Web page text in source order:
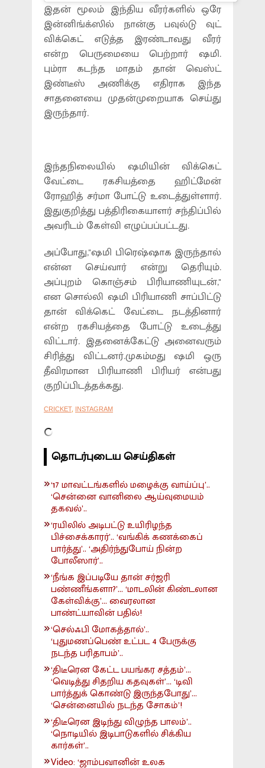
இதன் மூலம் இந்திய வீரர்களில் ஒரே
இன்னிங்க்ஸில் நான்கு பவுல்டு வுட்
விக்கெட் எடுத்த இரண்டாவது வீரர்
என்ற பெருமையை பெற்றார் ஷமி.
பும்ரா கடந்த மாதம் தான் வெஸ்ட்
இண்டீஸ் அணிக்கு எதிராக இந்த
சாதனையை முதன்முறையாக செய்து
இருந்தார்.
இந்தநிலையில் ஷமியின் விக்கெட்
வேட்டை ரகசியத்தை ஹிட்மேன்
ரோஹித் சர்மா போட்டு உடைத்துள்ளார்.
இதுகுறித்து பத்திரிகையாளர் சந்திப்பில்
அவரிடம் கேள்வி எழுப்பப்பட்டது.
அப்போது,''ஷமி பிரெஷ்ஷாக இருந்தால்
என்ன செய்வார் என்று தெரியும்.
அப்புறம் கொஞ்சம் பிரியாணியுடன்,''
என சொல்லி ஷமி பிரியாணி சாப்பிட்டு
தான் விக்கெட் வேட்டை நடத்தினார்
என்ற ரகசியத்தை போட்டு உடைத்து
விட்டார். இதனைக்கேட்டு அனைவரும்
சிரித்து விட்டனர்.முகம்மது ஷமி ஒரு
தீவிரமான பிரியாணி பிரியர் என்பது
குறிப்பிடத்தக்கது.
CRICKET, INSTAGRAM
தொடர்புடைய செய்திகள்
‘17 மாவட்டங்களில் மழைக்கு வாய்ப்பு’..
‘சென்னை வானிலை ஆய்வுமையம்
தகவல்’..
‘ரயிலில் அடிபட்டு உயிரிழந்த
பிச்சைக்காரர்’.. ‘வங்கிக் கணக்கைப்
பார்த்து’.. ‘அதிர்ந்துபோய் நின்ற
போலீஸார்’..
‘நீங்க இப்படியே தான் சர்ஜரி
பண்ணீங்களா?’... ‘மாடலின் கிண்டலான
கேள்விக்கு’... வைரலான
பாண்ட்யாவின் பதில்!
‘செல்ஃபி மோகத்தால்’..
‘புதுமணப்பெண் உட்பட 4 பேருக்கு
நடந்த பரிதாபம்’..
‘திடீரென கேட்ட பயங்கர சத்தம்’...
‘வெடித்து சிதறிய கதவுகள்’... ‘டிவி
பார்த்துக் கொண்டு இருந்தபோது’...
‘சென்னையில் நடந்த சோகம்’!
‘திடீரென இடிந்து விழுந்த பாலம்’..
‘நொடியில் இடிபாடுகளில் சிக்கிய
கார்கள்’..
Video: ‘ஜாம்பவானின் உலக